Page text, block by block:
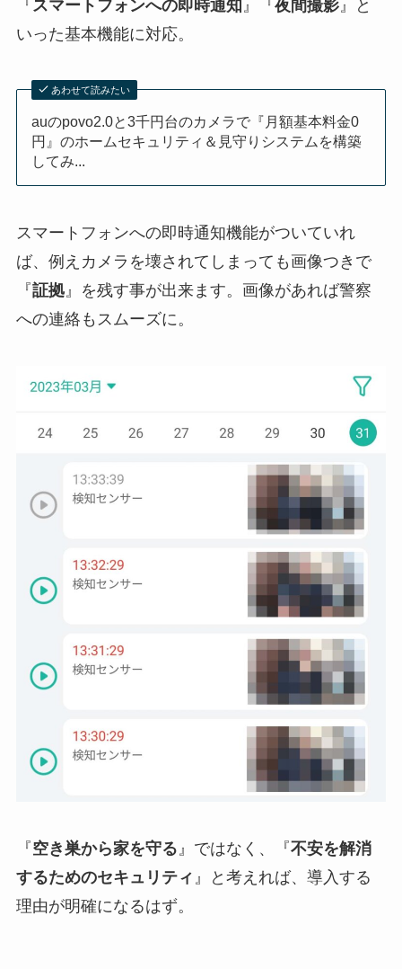
『スマートフォンへの即時通知』『夜間撮影』と
いった基本機能に対応。
あわせて読みたい
auのpovo2.0と3千円台のカメラで『月額基本料金0
円』のホームセキュリティ＆見守りシステムを構築
してみ...
スマートフォンへの即時通知機能がついていれ
ば、例えカメラを壊されてしまっても画像つきで
『証拠』を残す事が出来ます。画像があれば警察
への連絡もスムーズに。
『空き巣から家を守る』ではなく、『不安を解消
するためのセキュリティ 』と考えれば、導入する
理由が明確になるはず。